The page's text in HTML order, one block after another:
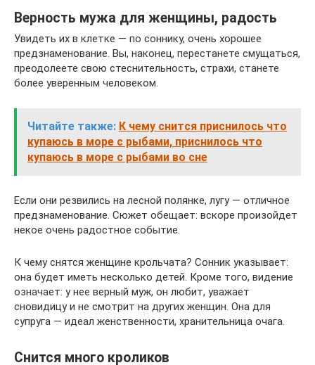
Верность мужа для женщины, радость
Увидеть их в клетке — по соннику, очень хорошее
предзнаменование. Вы, наконец, перестанете смущаться,
преодолеете свою стеснительность, страхи, станете
более уверенным человеком.
Читайте также: К чему снится приснилось что
купаюсь в море с рыбами, приснилось что
купаюсь в море с рыбами во сне
Если они резвились на лесной полянке, лугу — отличное
предзнаменование. Сюжет обещает: вскоре произойдет
некое очень радостное событие.
К чему снятся женщине крольчата? Сонник указывает:
она будет иметь несколько детей. Кроме того, видение
означает: у нее верный муж, он любит, уважает
сновидицу и не смотрит на других женщин. Она для
супруга — идеал женственности, хранительница очага.
Снится много кроликов